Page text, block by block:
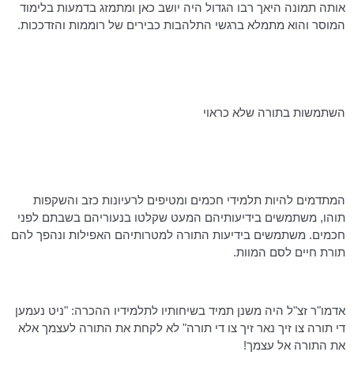
אותה תמונה היאך רבו הגדול היה יושב כאן ומתמזג בדמעות בלימוד
המוסר והוא מתמלא ברגשי התלהבות כבירים של רוממות והזדככות.
השתמשות בתורה שלא כראוי
המתדמים להיות תלמידי חכמים ומטיפים לרעיונות כזב והשקפות
תוהו, משתמשים בידיעותיהם המעט שקלטו בנעוריהם בשבתם לפני
חכמים. משתמשים בידיעות התורה למטרותיהם האפילות ונהפך להם
תורת חיים לסם המוות.
אדמו"ר זצ"ל היה משנן תמיד בשיחותיו לתלמידיו ההכרה: "ניט נעמען
די תורה צוזיך נאר זיך צו די תורה" לא לקחת את התורה לעצמך אלא
את התורה אל עצמך!